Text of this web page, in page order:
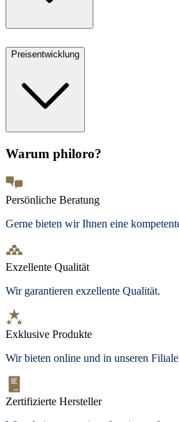
Preisentwicklung
Warum philoro?
Persönliche Beratung
Gerne bieten wir Ihnen eine
Exzellente Qualität
Wir garantieren exzellente Qualität.
Exklusive Produkte
Wir bieten online und in unseren
Zertifizierte Hersteller